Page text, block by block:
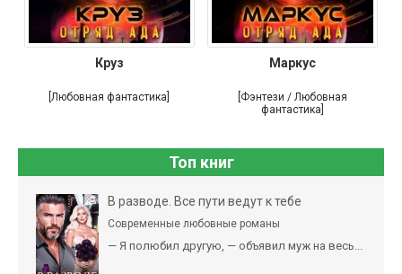
Круз
[Любовная фантастика]
Маркус
[Фэнтези / Любовная
фантастика]
Топ книг
В разводе. Все пути ведут к тебе
Современные любовные романы
— Я полюбил другую, — объявил муж на весь...